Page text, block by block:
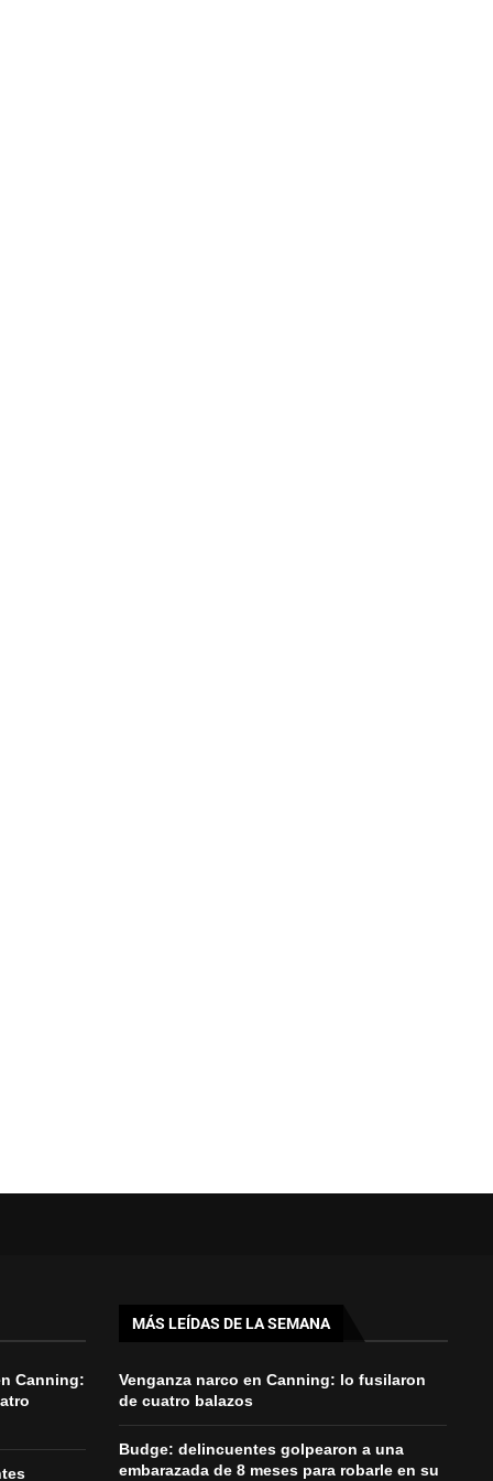
Canning:
MÁS LEÍDAS DE LA SEMANA
Venganza narco en Canning: lo fusilaron
de cuatro balazos
Budge: delincuentes golpearon a una
embarazada de 8 meses para robarle en su